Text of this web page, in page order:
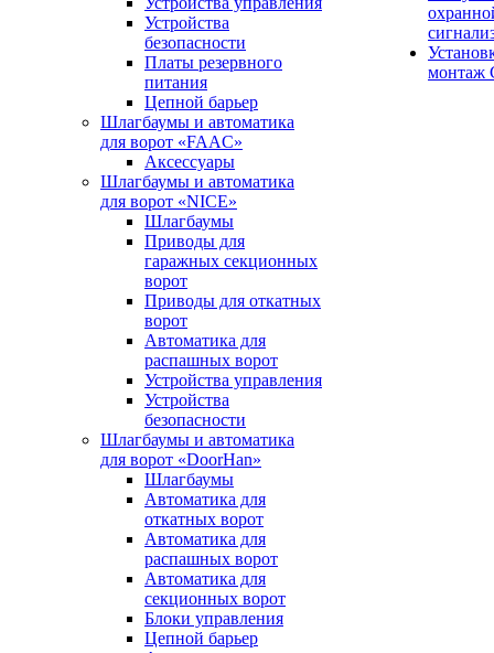
Устройства
безопасности
Платы резервного
питания
Цепной барьер
Шлагбаумы и автоматика
для ворот «FAAC»
Аксессуары
Шлагбаумы и автоматика
для ворот «NICE»
Шлагбаумы
Приводы для
гаражных секционных
ворот
Приводы для откатных
ворот
Автоматика для
распашных ворот
Устройства управления
Устройства
безопасности
Шлагбаумы и автоматика
для ворот «DoorHan»
Шлагбаумы
Автоматика для
откатных ворот
Автоматика для
распашных ворот
Автоматика для
секционных ворот
Блоки управления
Цепной барьер
монтаж